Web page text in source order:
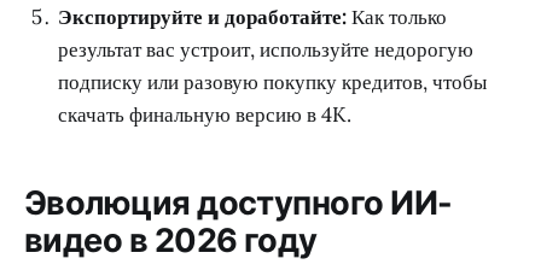
Экспортируйте и доработайте:Как только
результат вас устроит, используйте недорогую
подписку или разовую покупку кредитов, чтобы
скачать финальную версию в 4K.
Эволюция доступного ИИ-
видео в 2026 году